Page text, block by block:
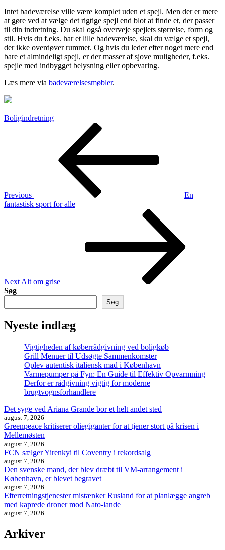
Intet badeværelse ville være komplet uden et spejl. Men der er mere
at gøre ved at vælge det rigtige spejl end blot at finde et, der passer
til din indretning. Du skal også overveje spejlets størrelse, form og
stil. Hvis du f.eks. har et lille badeværelse, skal du vælge et spejl,
der ikke overdøver rummet. Og hvis du leder efter noget mere end
bare et almindeligt spejl, er der masser af sjove muligheder, f.eks.
spejle med indbygget belysning eller opbevaring.
Læs mere via badeværelsesmøbler.
Boligindretning
Indlægsnavigation
Previous
En
fantastisk sport for alle
Next Alt om grise
Søg
Søg
Nyeste indlæg
Vigtigheden af køberrådgivning ved boligkøb
Grill Menuer til Udsøgte Sammenkomster
Oplev autentisk italiensk mad i København
Varmepumper på Fyn: En Guide til Effektiv Opvarmning
Derfor er rådgivning vigtig for moderne
brugtvognsforhandlere
Det syge ved Ariana Grande bor et helt andet sted
august 7, 2026
Greenpeace kritiserer oliegiganter for at tjener stort på krisen i
Mellemøsten
august 7, 2026
FCN sælger Yirenkyi til Coventry i rekordsalg
august 7, 2026
Den svenske mand, der blev dræbt til VM-arrangement i
København, er blevet begravet
august 7, 2026
Efterretningstjenester mistænker Rusland for at planlægge angreb
med kaprede droner mod Nato-lande
august 7, 2026
Arkiver